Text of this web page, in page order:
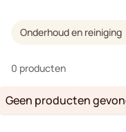
Onderhoud en reiniging
0 producten
Geen producten